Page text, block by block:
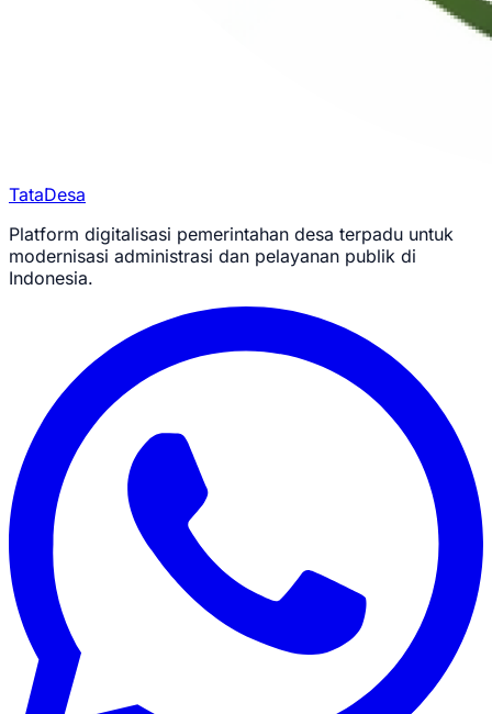
TataDesa
Platform digitalisasi pemerintahan desa terpadu untuk
modernisasi administrasi dan pelayanan publik di
Indonesia.